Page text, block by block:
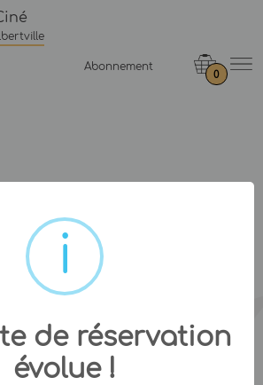
Abonnement
0
de réservation
évolue !